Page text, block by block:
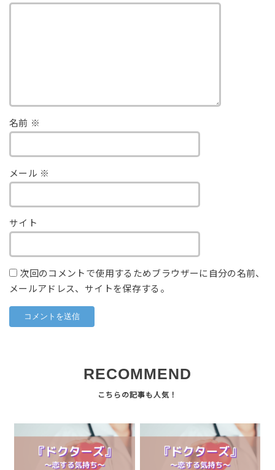
名前 ※
メール ※
サイト
次回のコメントで使用するためブラウザーに自分の名前、
メールアドレス、サイトを保存する。
RECOMMEND